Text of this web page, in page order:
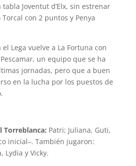
Joventut d’Elx, sin estrenar
con 2 puntos y Penya
Lega vuelve a La Fortuna con
un equipo que se ha
jornadas, pero que a buen
en la lucha por los puestos de
Torreblanca: Patri; Juliana, Guti,
inicial–. También jugaron:
Lydia y Vicky.